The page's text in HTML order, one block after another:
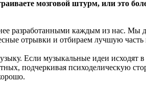
мозговой штурм, или это
разработанными каждым из нас. Мы
отрывки и отбираем лучшую часть
Если музыкальные идеи
подчеркивая психоделическую